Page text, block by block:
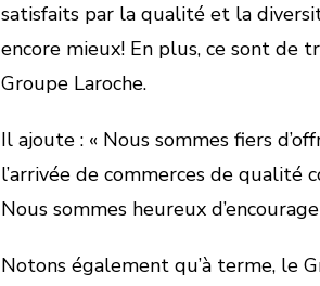
satisfaits par la qualité et la
encore mieux! En plus, ce sont de
Groupe Laroche.
Il ajoute : « Nous sommes fiers
l’arrivée de commerces de qualité
Nous sommes heureux
Notons également qu’à terme, le